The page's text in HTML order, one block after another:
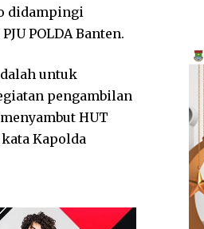
didampingi
POLDA Banten.
untuk
pengambilan
HUT
Kapolda